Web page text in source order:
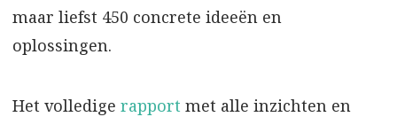
maar liefst 450 concrete ideeën en
oplossingen.
Het volledige rapport met alle inzichten en